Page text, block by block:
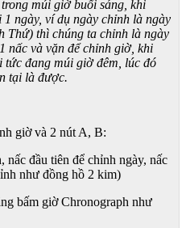
múi giờ buổi sáng, khi
ngày, ví dụ ngày chỉnh là ngày
Thứ) thì chúng ta chỉnh là ngày
nấc và vặn để chỉnh giờ, khi
tức đang múi giờ đêm, lúc đó
tại là được.
giờ và 2 nút A, B:
đầu tiên để chỉnh ngày, nấc
như đồng hồ 2 kim)
bấm giờ Chronograph như